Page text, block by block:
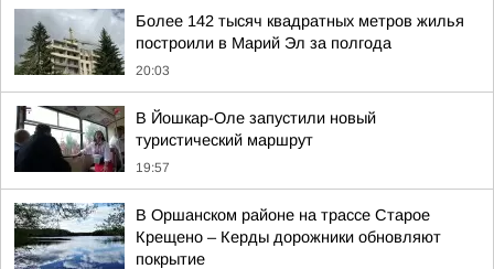
Более 142 тысяч квадратных метров жилья
построили в Марий Эл за полгода
20:03
В Йошкар-Оле запустили новый
туристический маршрут
19:57
В Оршанском районе на трассе Старое
Крещено – Керды дорожники обновляют
покрытие